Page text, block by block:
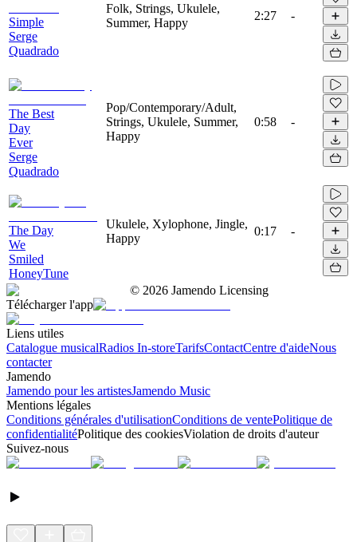
Simple
Serge
Quadrado
Folk, Strings, Ukulele,
Summer, Happy
2:27 -
The Best
Day
Ever
Serge
Quadrado
Pop/Contemporary/Adult,
Strings, Ukulele, Summer,
Happy
0:58 -
The Day
We
Smiled
HoneyTune
Ukulele, Xylophone, Jingle,
Happy
0:17 -
© 2026 Jamendo Licensing
Télécharger l'app
Liens utiles
Catalogue musicalRadios In-storeTarifsContactCentre d'aideNous
contacter
Jamendo
Jamendo pour les artistesJamendo Music
Mentions légales
Conditions générales d'utilisationConditions de ventePolitique de
confidentialitéPolitique des cookiesViolation de droits d'auteur
Suivez-nous